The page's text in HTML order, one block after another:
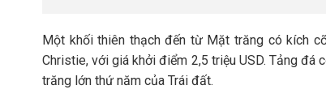
Một khối thiên thạch đến từ Mặt trăng có kích
Christie, với giá khởi điểm 2,5 triệu USD. Tảng
trăng lớn thứ năm của Trái đất.